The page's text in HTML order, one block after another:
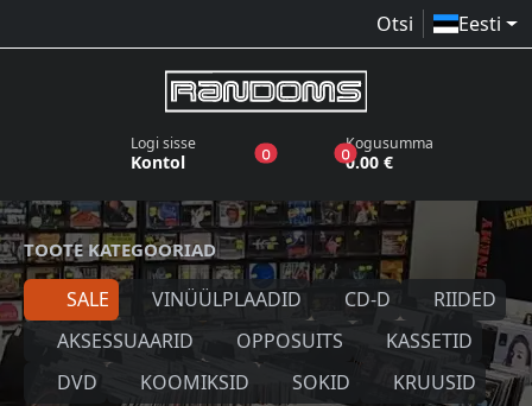
Otsi Eesti
Logi sisse
Kontol 0toodet sooviloendis
0toodet ostukorvis
Kogusumma
0.00 €
TOOTE KATEGOORIAD
SALE VINÜÜLPLAADID CD-D
RIIDED
AKSESSUAARID
OPPOSUITS
KASSETID
DVD
KOOMIKSID SOKID KRUUSID